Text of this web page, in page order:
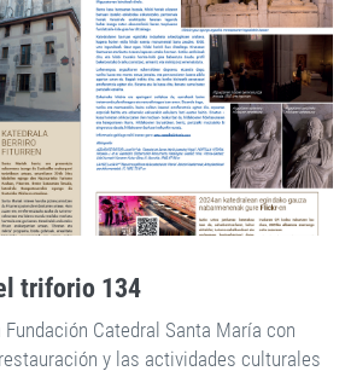
triforio 134
Catedral Santa María con
y las actividades culturales